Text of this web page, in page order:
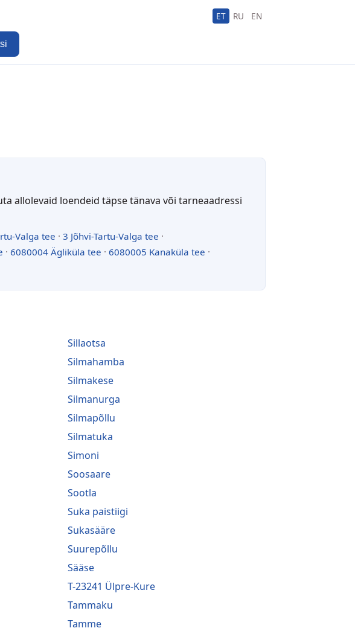
ET RU EN
allolevaid loendeid täpse tänava või tarneaadressi
Valga tee · 3 Jõhvi-Tartu-Valga tee ·
· 6080004 Ägliküla tee · 6080005 Kanaküla tee ·
Sillaotsa
Silmahamba
Silmakese
Silmanurga
Silmapõllu
Silmatuka
Simoni
Soosaare
Sootla
Suka paistiigi
Sukasääre
Suurepõllu
Sääse
T-23241 Ülpre-Kure
Tammaku
Tamme